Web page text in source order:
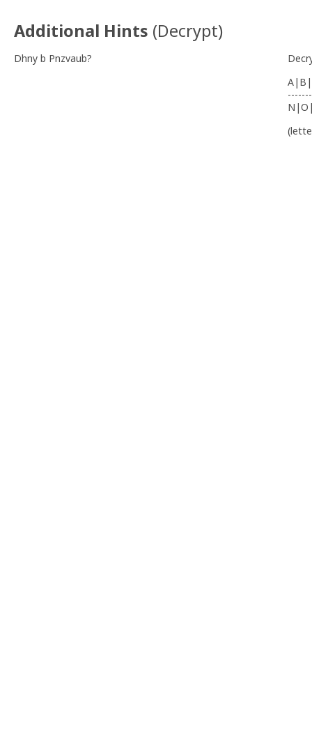
Additional Hints (Decrypt)
Dhny b Pnzvaub?